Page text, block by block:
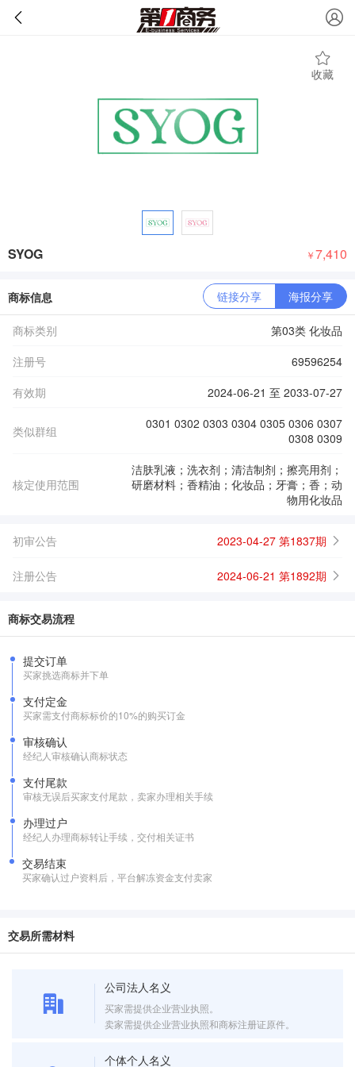
收藏
SYOG ￥7,410
商标信息 链接分享 海报分享
商标类别
第03类 化妆品
注册号
69596254
有效期
2024-06-21 至 2033-07-27
类似群组
0301 0302 0303 0304 0305 0306 0307
0308 0309
核定使用范围
洁肤乳液；洗衣剂；清洁制剂；擦亮用剂；
研磨材料；香精油；化妆品；牙膏；香；动
物用化妆品
初审公告 2023-04-27 第1837期
注册公告 2024-06-21 第1892期
商标交易流程
提交订单
买家挑选商标并下单
支付定金
买家需支付商标标价的10%的购买订金
审核确认
经纪人审核确认商标状态
支付尾款
审核无误后买家支付尾款，卖家办理相关手续
办理过户
经纪人办理商标转让手续，交付相关证书
交易结束
买家确认过户资料后，平台解冻资金支付卖家
交易所需材料
公司法人名义
买家需提供企业营业执照。
卖家需提供企业营业执照和商标注册证原件。
个体个人名义